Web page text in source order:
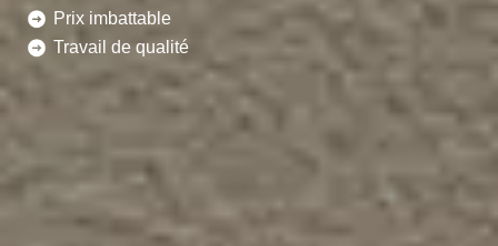
Prix imbattable
Travail de qualité